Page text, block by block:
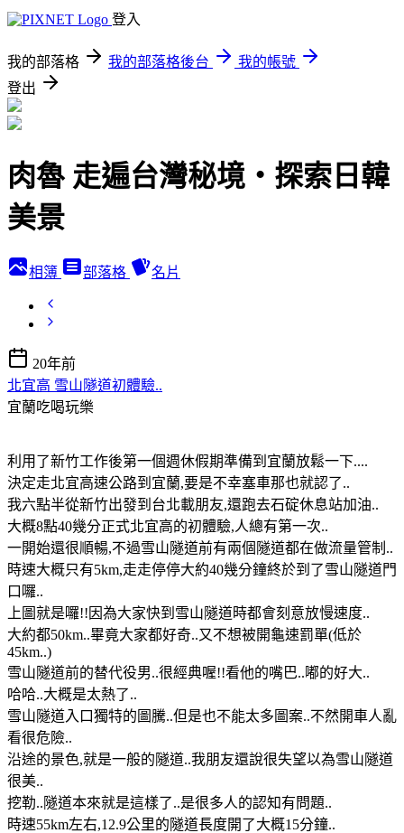
登入
我的部落格 我的部落格後台
我的帳號
登出
肉魯 走遍台灣秘境・探索日韓
美景
相簿 部落格 名片
20年前
北宜高 雪山隧道初體驗..
宜蘭吃喝玩樂
利用了新竹工作後第一個週休假期準備到宜蘭放鬆一下....
決定走北宜高速公路到宜蘭,要是不幸塞車那也就認了..
我六點半從新竹出發到台北載朋友,還跑去石碇休息站加油..
大概8點40幾分正式北宜高的初體驗,人總有第一次..
一開始還很順暢,不過雪山隧道前有兩個隧道都在做流量管制..
時速大概只有5km,走走停停大約40幾分鐘終於到了雪山隧道門
口囉..
上圖就是囉!!因為大家快到雪山隧道時都會刻意放慢速度..
大約都50km..畢竟大家都好奇..又不想被開龜速罰單(低於
45km..)
雪山隧道前的替代役男..很經典喔!!看他的嘴巴..嘟的好大..
哈哈..大概是太熱了..
雪山隧道入口獨特的圖騰..但是也不能太多圖案..不然開車人亂
看很危險..
沿途的景色,就是一般的隧道..我朋友還說很失望以為雪山隧道
很美..
挖勒..隧道本來就是這樣了..是很多人的認知有問題..
時速55km左右,12.9公里的隧道長度開了大概15分鐘..